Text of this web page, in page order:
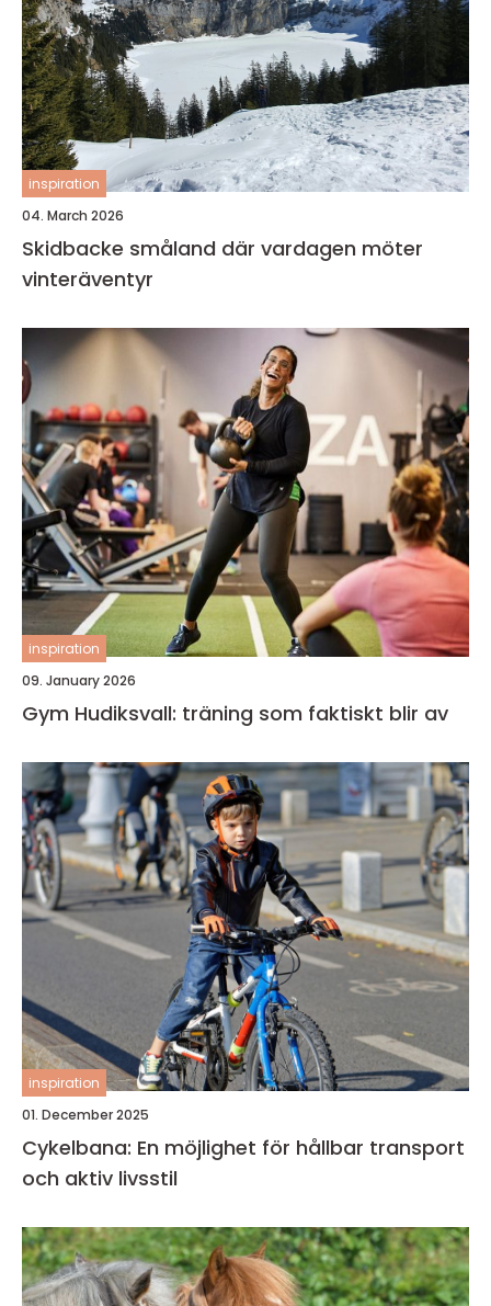
inspiration
04. March 2026
Skidbacke småland där vardagen möter
vinteräventyr
inspiration
09. January 2026
Gym Hudiksvall: träning som faktiskt blir av
inspiration
01. December 2025
Cykelbana: En möjlighet för hållbar transport
och aktiv livsstil